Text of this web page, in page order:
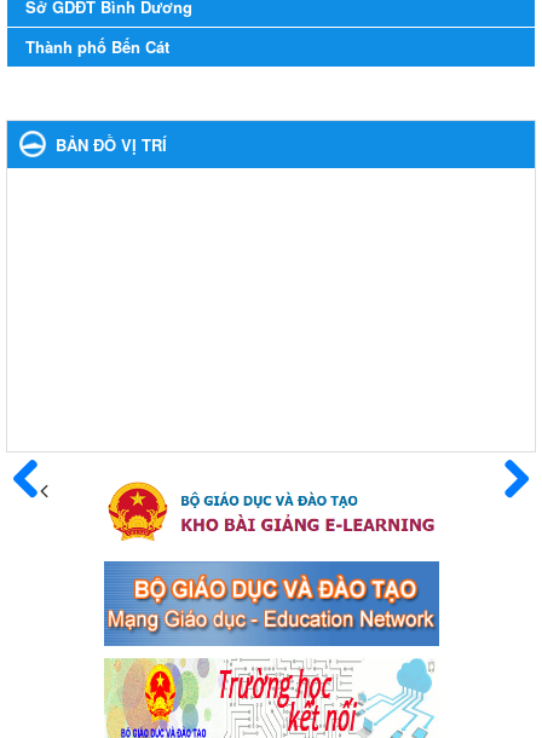
Thông báo về việc treo Quốc kỳ và nghỉ lễ kỉ niệm 49 năm
ngày Giải phóng hoàn toàn miền năm - thống nhất đất nước
Giải phóng hoàn toàn miền năm - thống nhất đất nước
(30/4/1975-30/4/2024) và Quốc tế lao động 01/5
8 Khoá XIII"
Ngày ban hành: 04/03/2024
Kế hoạch Triển khai công tác tuyên truyền, đảm bảo trật tự,
an toàn giao thông năm 2024 tại các cơ sở giáo dục trên địa
bàn thị xã Bến Cát
Kế hoạch Triển khai công tác tuyên truyền, đảm bảo trật tự, an
toàn giao thông năm 2024 tại các cơ sở giáo dục trên địa bàn thị
Ngày ban hành: 04/03/2024
Sở GDĐT Bình Dương
Thành phố Bến Cát
BẢN ĐỒ VỊ TRÍ